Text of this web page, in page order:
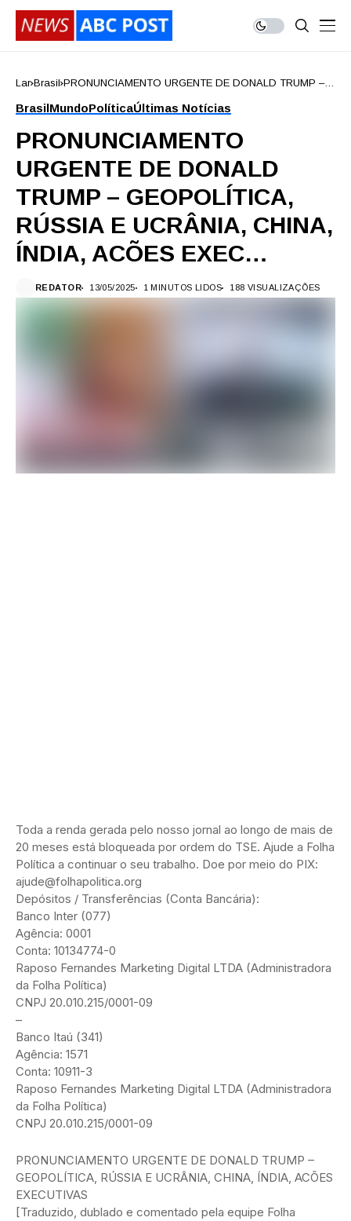
Lar Brasil PRONUNCIAMENTO URGENTE DE DONALD TRUMP –
ACÕES EXEC…
BrasilMundoPolíticaÚltimas Notícias
PRONUNCIAMENTO
URGENTE DE DONALD
TRUMP – GEOPOLÍTICA,
RÚSSIA E UCRÂNIA, CHINA,
ÍNDIA, ACÕES EXEC…
REDATOR 13/05/2025 1 MINUTOS LIDOS 188 VISUALIZAÇÕES
Toda a renda gerada pelo nosso jornal ao longo de mais de
20 meses está bloqueada por ordem do TSE. Ajude a Folha
Política a continuar o seu trabalho. Doe por meio do PIX:
ajude@folhapolitica.org
Depósitos / Transferências (Conta Bancária):
Banco Inter (077)
Agência: 0001
Conta: 10134774-0
Raposo Fernandes Marketing Digital LTDA (Administradora
da Folha Política)
CNPJ 20.010.215/0001-09
–
Banco Itaú (341)
Agência: 1571
Conta: 10911-3
Raposo Fernandes Marketing Digital LTDA (Administradora
da Folha Política)
CNPJ 20.010.215/0001-09
PRONUNCIAMENTO URGENTE DE DONALD TRUMP –
GEOPOLÍTICA, RÚSSIA E UCRÂNIA, CHINA, ÍNDIA, ACÕES
EXECUTIVAS
[Traduzido, dublado e comentado pela equipe Folha